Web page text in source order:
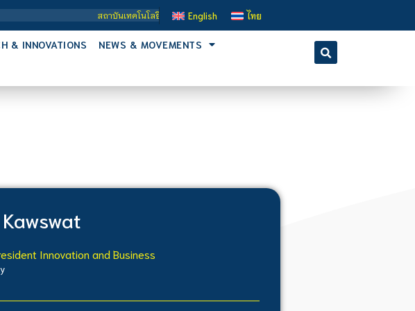
สถาบันเทคโนโลยีจิตรลดา เป็นสถาบันอุดมศึกษาในกำกับของรัฐ เปิดหลักสูตรการเรียนการ
English ไทย
& INNOVATIONS
NEWS & MOVEMENTS
Innovation and Business